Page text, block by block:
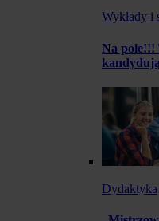
Wykłady i
Na pole!!!
Dydaktyka